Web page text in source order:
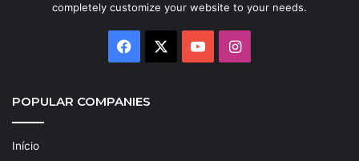
completely customize your website to your needs.
Facebook YouTubeInstagram
POPULAR COMPANIES
Início